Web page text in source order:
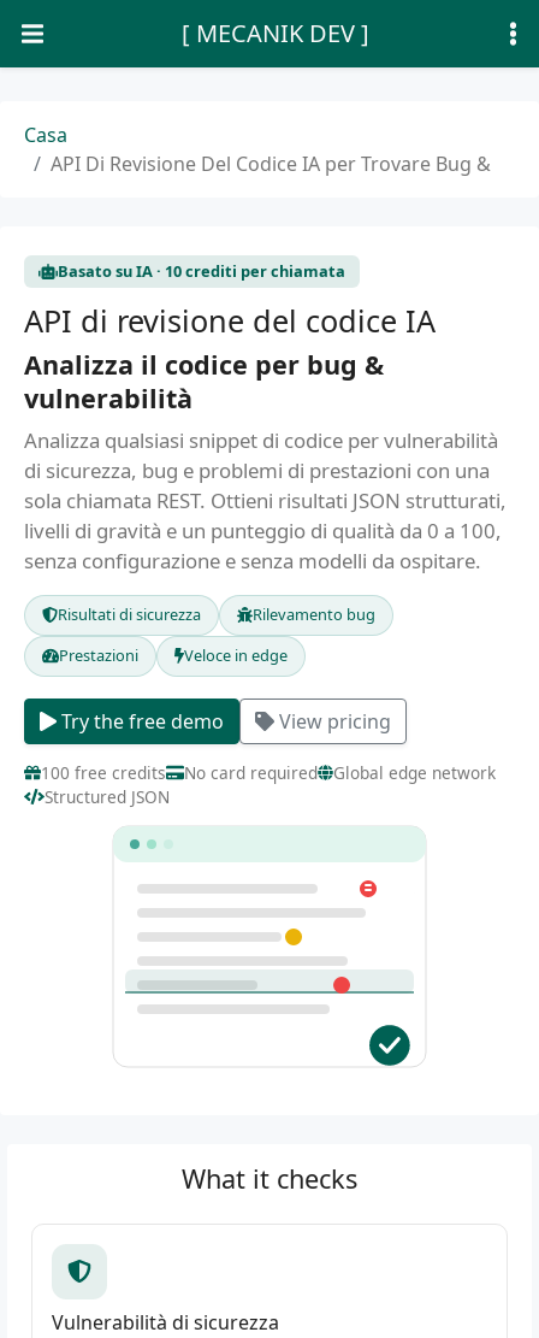
[ MECANIK DEV ]
Casa
API Di Revisione Del Codice IA per Trovare Bug &
Basato su IA · 10 crediti per chiamata
API di revisione del codice IA
Analizza il codice per bug &
vulnerabilità
Analizza qualsiasi snippet di codice per vulnerabilità
di sicurezza, bug e problemi di prestazioni con una
sola chiamata REST. Ottieni risultati JSON strutturati,
livelli di gravità e un punteggio di qualità da 0 a 100,
senza configurazione e senza modelli da ospitare.
Risultati di sicurezza
Rilevamento bug
Prestazioni
Veloce in edge
Try the free demo View pricing
100 free credits No card required
Global edge network
Structured JSON
What it checks
Vulnerabilità di sicurezza